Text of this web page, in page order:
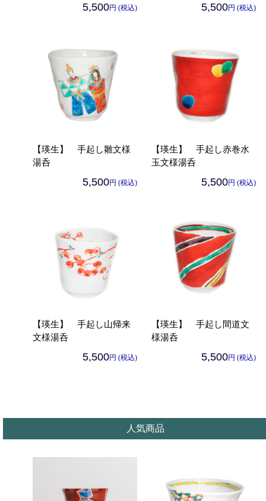
5,500円 (税込) 5,500円 (税込)
【瑛生】 手起し雛文様
湯呑
5,500円 (税込)
【瑛生】 手起し赤巻水
玉文様湯呑
5,500円 (税込)
【瑛生】 手起し山帰来
文様湯呑
5,500円 (税込)
【瑛生】 手起し間道文
様湯呑
5,500円 (税込)
人気商品